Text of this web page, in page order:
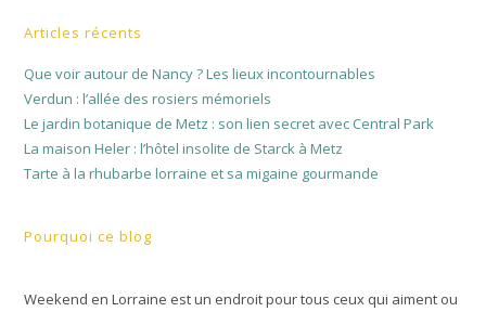
Articles récents
Que voir autour de Nancy ? Les lieux incontournables
Verdun : l’allée des rosiers mémoriels
Le jardin botanique de Metz : son lien secret avec Central Park
La maison Heler : l’hôtel insolite de Starck à Metz
Tarte à la rhubarbe lorraine et sa migaine gourmande
Pourquoi ce blog
Weekend en Lorraine est un endroit pour tous ceux qui aiment ou